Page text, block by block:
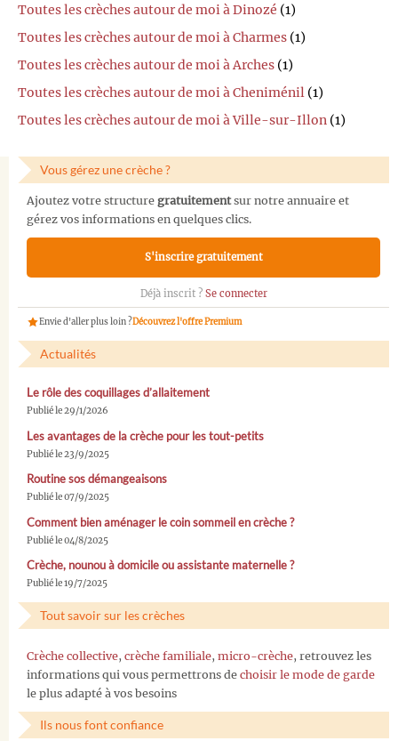
Toutes les crèches autour de moi à Dinozé (1)
Toutes les crèches autour de moi à Charmes (1)
Toutes les crèches autour de moi à Arches (1)
Toutes les crèches autour de moi à Cheniménil (1)
Toutes les crèches autour de moi à Ville-sur-Illon (1)
Vous gérez une crèche ?
Ajoutez votre structure gratuitementsur notre annuaire et
gérez vos informations en quelques clics.
S'inscrire gratuitement
Déjà inscrit ? Se connecter
Envie d'aller plus loin ?Découvrez l'offre Premium
Actualités
Le rôle des coquillages d’allaitement
Publié le 29/1/2026
Les avantages de la crèche pour les tout-petits
Publié le 23/9/2025
Routine sos démangeaisons
Publié le 07/9/2025
Comment bien aménager le coin sommeil en crèche ?
Publié le 04/8/2025
Crèche, nounou à domicile ou assistante maternelle ?
Publié le 19/7/2025
Tout savoir sur les crèches
Crèche collective, crèche familiale, micro-crèche, retrouvez les
informations qui vous permettrons de choisir le mode de garde
le plus adapté à vos besoins
Ils nous font confiance